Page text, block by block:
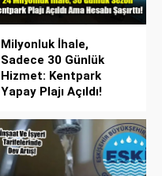
Milyonluk İhale,
Sadece 30 Günlük
Hizmet: Kentpark
Yapay Plajı Açıldı!